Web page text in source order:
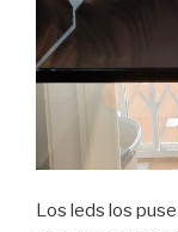
Los leds los